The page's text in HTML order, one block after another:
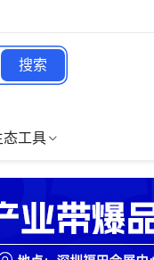
搜索
态工具